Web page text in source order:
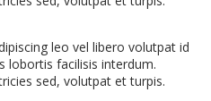
leo vel libero volutpat id
lobortis facilisis interdum.
sed, volutpat et turpis.